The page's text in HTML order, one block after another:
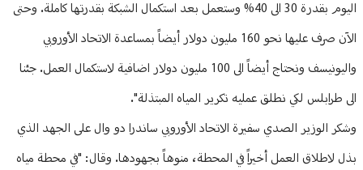
اليوم بقدرة 30 الى 40% وستعمل بعد استكمال الشبكة بقدرتها كاملة. وحتى
الآن صرف عليها نحو 160 مليون دولار أيضاً بمساعدة الاتحاد الأوروبي
واليونيسف ونحتاج أيضاً الى 100 مليون دولار اضافية لاستكمال العمل. جئنا
الى طرابلس لكي نطلق عمليه تكرير المياه المبتذلة".
وشكر الوزير الصدي سفيرة الاتحاد الأوروبي ساندرا دو وال على الجهد الذي
بذل لاطلاق العمل أخيراً في المحطة، منوهاً بجهودها. وقال: "في محطة مياه